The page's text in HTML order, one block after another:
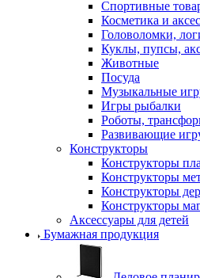
Спортивные
Косметика и
Головоломки,
Куклы, пупсы,
Животные
Посуда
Музыкальные
Игры рыбалки
Роботы,
Развивающие
Конструкторы
Конструкторы
Конструкторы
Конструкторы
Конструкторы
Аксессуары для детей
Бумажная продукция